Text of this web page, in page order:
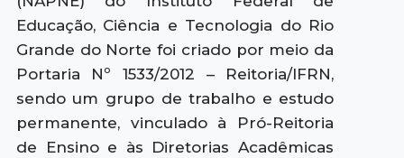
Educação, Ciência e Tecnologia do Rio
Grande do Norte foi criado por meio da
Portaria Nº 1533/2012 – Reitoria/IFRN,
sendo um grupo de trabalho e estudo
permanente, vinculado à Pró-Reitoria
de Ensino e às Diretorias Acadêmicas